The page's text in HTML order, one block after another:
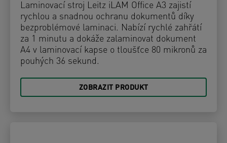
Laminovací stroj Leitz iLAM Office A3 zajistí
rychlou a snadnou ochranu dokumentů díky
bezproblémové laminaci. Nabízí rychlé zahřátí
za 1 minutu a dokáže zalaminovat dokument
A4 v laminovací kapse o tloušťce 80 mikronů za
pouhých 36 sekund.
ZOBRAZIT PRODUKT